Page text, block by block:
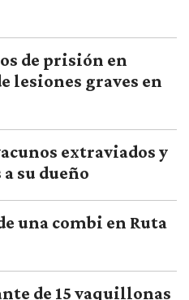
de prisión en
lesiones graves en
extraviados y
su dueño
una combi en Ruta
de 15 vaquillonas